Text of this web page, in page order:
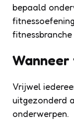
bepaald
fitnessbranche
Vrijwel
uitgezonderd
onderwerpen.